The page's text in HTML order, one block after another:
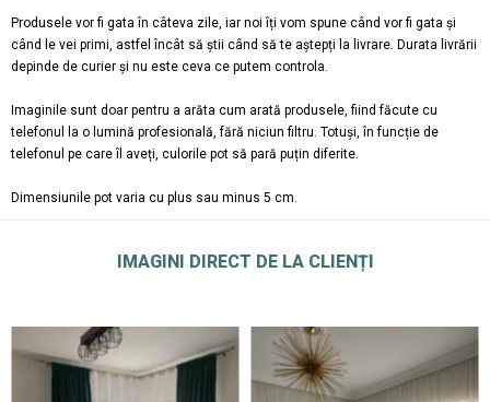
Produsele vor fi gata în câteva zile, iar noi îți vom spune când vor fi gata și
când le vei primi, astfel încât să știi când să te aștepți la livrare. Durata livrării
depinde de curier și nu este ceva ce putem controla.
Imaginile sunt doar pentru a arăta cum arată produsele, fiind făcute cu
telefonul la o lumină profesională, fără niciun filtru. Totuși, în funcție de
telefonul pe care îl aveți, culorile pot să pară puțin diferite.
Dimensiunile pot varia cu plus sau minus 5 cm.
IMAGINI DIRECT DE LA CLIENȚI